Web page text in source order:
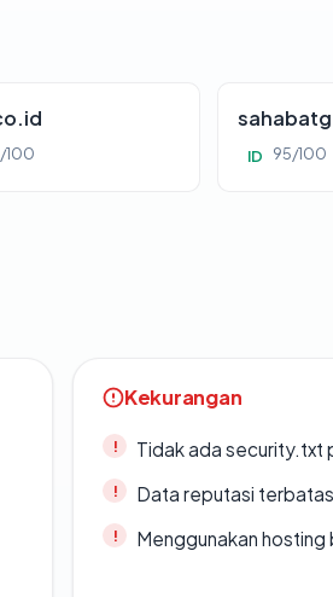
100 ID 95/100
Kekurangan
Tidak ada security.txt
Data reputasi
Menggunakan